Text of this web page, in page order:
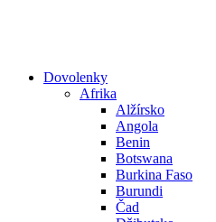
Dovolenky
Afrika
Alžírsko
Angola
Benin
Botswana
Burkina Faso
Burundi
Čad